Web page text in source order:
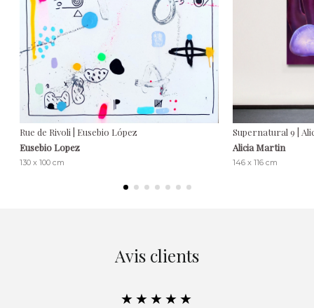
Rue de Rivoli | Eusebio López
Eusebio Lopez
130 x 100 cm
Supernatural 9 |
Alicia Martin
146 x 116 cm
Avis clients
★★★★★